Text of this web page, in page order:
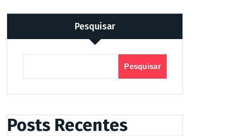
Pesquisar
Pesquisar
Posts Recentes